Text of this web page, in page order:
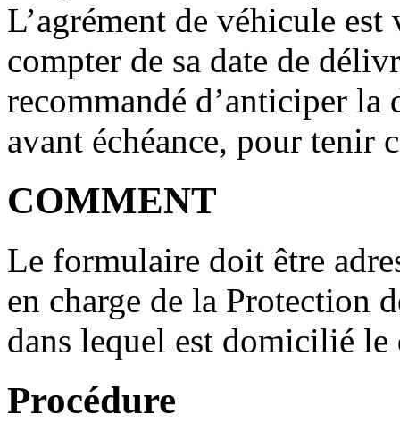
L’agrément de véhicule
compter de sa date de
recommandé d’anticiper la
avant échéance, pour tenir
COMMENT
Le formulaire doit être
en charge de la Protection
dans lequel est domicilié le
Procédure